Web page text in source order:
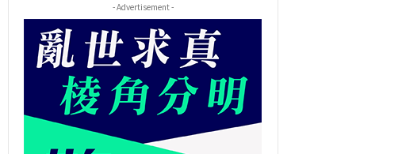
- Advertisement -